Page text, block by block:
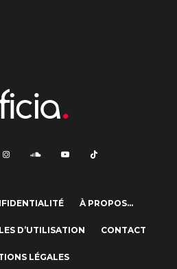
À PROPOS…
D’UTILISATION CONTACT
LÉGALES